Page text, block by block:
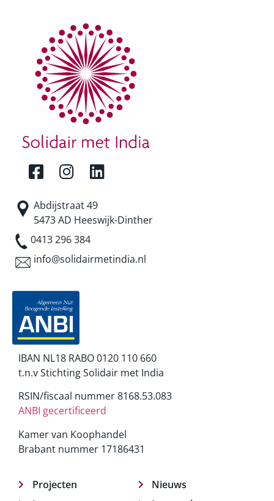
Abdijstraat 49
5473 AD Heeswijk-Dinther
0413 296 384
info@solidairmetindia.nl
IBAN NL18 RABO 0120 110 660
t.n.v Stichting Solidair met India
RSIN/fiscaal nummer 8168.53.083
ANBI gecertificeerd
Kamer van Koophandel
Brabant nummer 17186431
Projecten
Nieuws